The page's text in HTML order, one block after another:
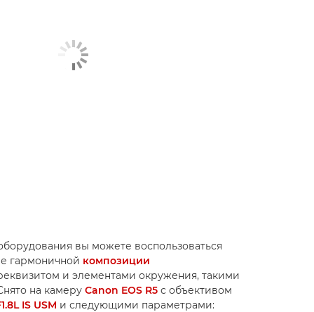
вы можете воспользоваться
гармоничной композиции
и элементами окружения, такими
на камеруCanon EOS R5 с объективом
IS USM и следующими параметрами: